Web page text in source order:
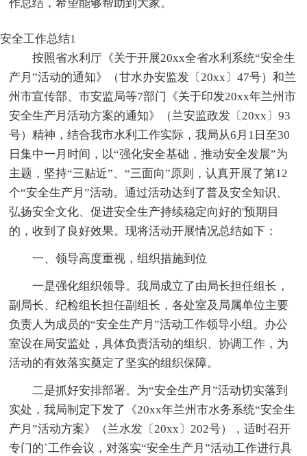
作总结，希望能够帮助到大家。
安全工作总结1
按照省水利厅《关于开展20xx全省水利系统“安全生
产月”活动的通知》（甘水办安监发〔20xx〕47号）和兰
州市宣传部、市安监局等7部门《关于印发20xx年兰州市
安全生产月活动方案的通知》（兰安监政发〔20xx〕93
号）精神，结合我市水利工作实际，我局从6月1日至30
日集中一月时间，以“强化安全基础，推动安全发展”为
主题，坚持“三贴近”、“三面向”原则，认真开展了第12
个“安全生产月”活动。通过活动达到了普及安全知识、
弘扬安全文化、促进安全生产持续稳定向好的'预期目
的，收到了良好效果。现将活动开展情况总结如下：
一、领导高度重视，组织措施到位
一是强化组织领导。我局成立了由局长担任组长，
副局长、纪检组长担任副组长，各处室及局属单位主要
负责人为成员的“安全生产月”活动工作领导小组。办公
室设在局安监处，具体负责活动的组织、协调工作，为
活动的有效落实奠定了坚实的组织保障。
二是抓好安排部署。为“安全生产月”活动切实落到
实处，我局制定下发了《20xx年兰州市水务系统“安全生
产月”活动方案》（兰水发〔20xx〕202号），适时召开
专门的`工作会议，对落实“安全生产月”活动工作进行具